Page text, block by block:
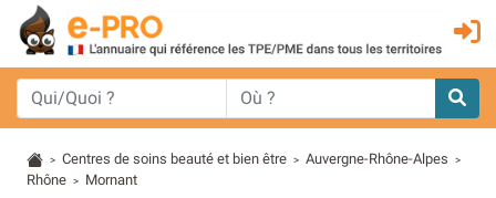
> Centres de soins beauté et bien être > Auvergne-Rhône-Alpes >
Rhône > Mornant